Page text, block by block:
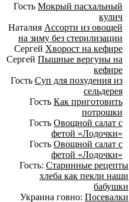
Гость Мокрый пасхальный
кулич
Наталия Ассорти из овощей
на зиму без стерилизации
Сергей Хворост на кефире
Сергей Пышные вергуны на
кефире
Гость Суп для похудения из
сельдерея
Гость Как приготовить
потрошки
Гость Овощной салат с
фетой «Лодочки»
Гость Овощной салат с
фетой «Лодочки»
Гость: Старинные рецепты
хлеба как пекли наши
бабушки
Украина говно: Посевалки